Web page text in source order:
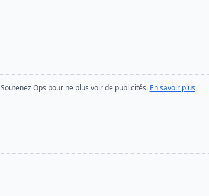
Soutenez Ops pour ne plus voir de publicités. En savoir plus